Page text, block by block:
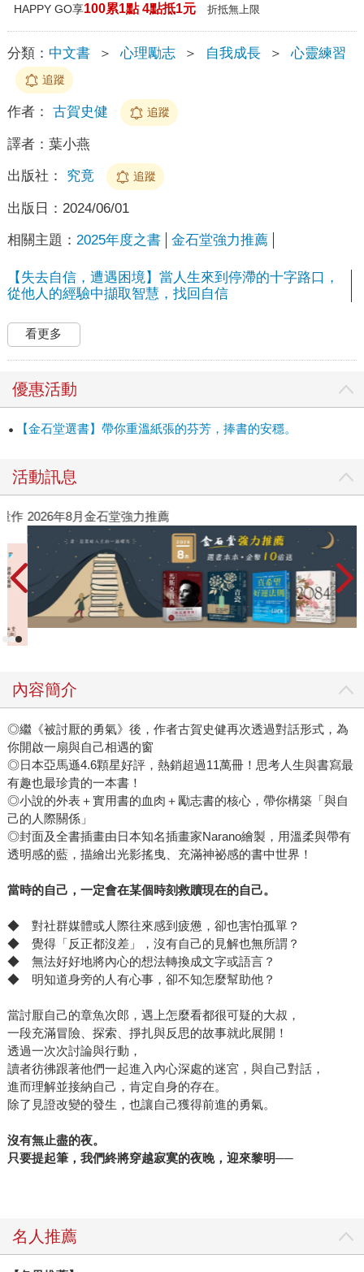
HAPPY GO享100累1點 4點抵1元 折抵無上限
分類： 中文書 ＞ 心理勵志 ＞ 自我成長 ＞ 心靈練習
追蹤
作者： 古賀史健 追蹤
譯者： 葉小燕
出版社： 究竟 追蹤
出版日： 2024/06/01
相關主題： 2025年度之書 金石堂強力推薦
【失去自信，遭遇困境】當人生來到停滯的十字路口，
從他人的經驗中擷取智慧，找回自信
看更多
優惠活動
【金石堂選書】帶你重溫紙張的芬芳，捧書的安穩。
活動訊息
2026年8月金石堂強力推薦
內容簡介
◎繼《被討厭的勇氣》後，作者古賀史健再次透過對話形式，為
你開啟一扇與自己相遇的窗
◎日本亞馬遜4.6顆星好評，熱銷超過11萬冊！思考人生與書寫最
有趣也最珍貴的一本書！
◎小說的外表＋實用書的血肉＋勵志書的核心，帶你構築「與自
己的人際關係」
◎封面及全書插畫由日本知名插畫家Narano繪製，用溫柔與帶有
透明感的藍，描繪出光影搖曳、充滿神祕感的書中世界！
當時的自己，一定會在某個時刻救贖現在的自己。
◆ 對社群媒體或人際往來感到疲憊，卻也害怕孤單？
◆ 覺得「反正都沒差」，沒有自己的見解也無所謂？
◆ 無法好好地將內心的想法轉換成文字或語言？
◆ 明知道身旁的人有心事，卻不知怎麼幫助他？
當討厭自己的章魚次郎，遇上怎麼看都很可疑的大叔，
一段充滿冒險、探索、掙扎與反思的故事就此展開！
透過一次次討論與行動，
讀者彷彿跟著他們一起進入內心深處的迷宮，與自己對話，
進而理解並接納自己，肯定自身的存在。
除了見證改變的發生，也讓自己獲得前進的勇氣。
沒有無止盡的夜。
只要提起筆，我們終將穿越寂寞的夜晚，迎來黎明──
名人推薦